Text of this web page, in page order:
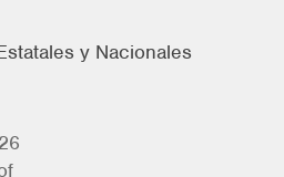
y Nacionales